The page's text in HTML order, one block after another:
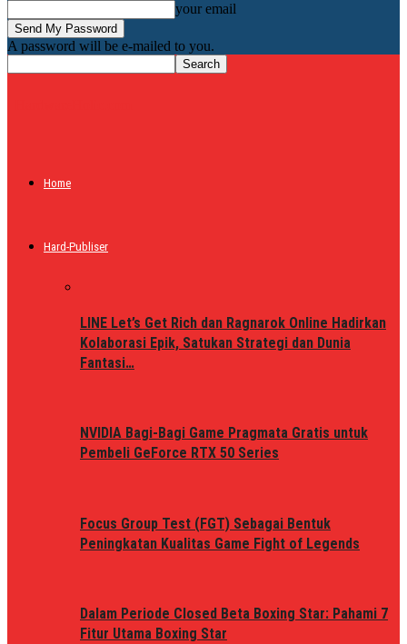
your email
A password will be e-mailed to you.
Home
Hard-Publiser
LINE Let’s Get Rich dan Ragnarok Online Hadirkan
Kolaborasi Epik, Satukan Strategi dan Dunia
Fantasi…
NVIDIA Bagi-Bagi Game Pragmata Gratis untuk
Pembeli GeForce RTX 50 Series
Focus Group Test (FGT) Sebagai Bentuk
Peningkatan Kualitas Game Fight of Legends
Dalam Periode Closed Beta Boxing Star: Pahami 7
Fitur Utama Boxing Star